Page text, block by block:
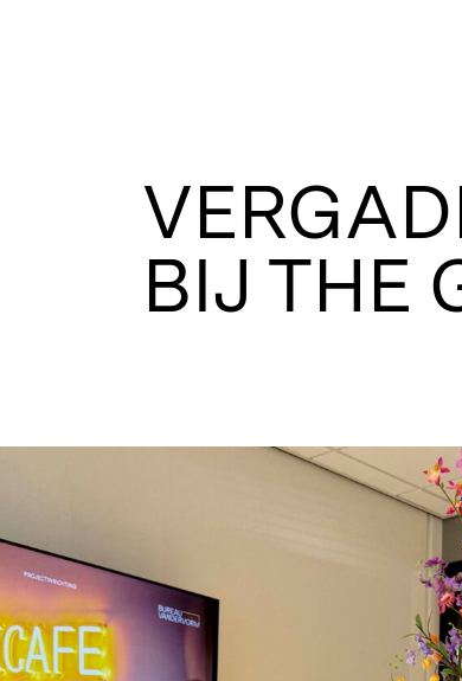
BIJ THE